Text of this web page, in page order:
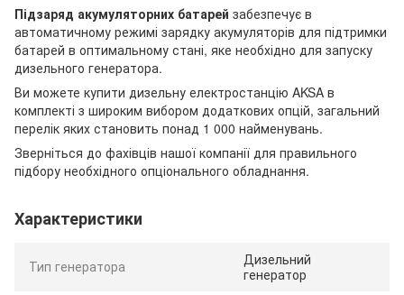
Підзаряд акумуляторних батарей забезпечує в
автоматичному режимі зарядку акумуляторів для підтримки
батарей в оптимальному стані, яке необхідно для запуску
дизельного генератора.
Ви можете купити дизельну електростанцію AKSA в
комплекті з широким вибором додаткових опцій, загальний
перелік яких становить понад 1 000 найменувань.
Зверніться до фахівців нашої компанії для правильного
підбору необхідного опціонального обладнання.
Характеристики
Тип генератора
Дизельний
генератор